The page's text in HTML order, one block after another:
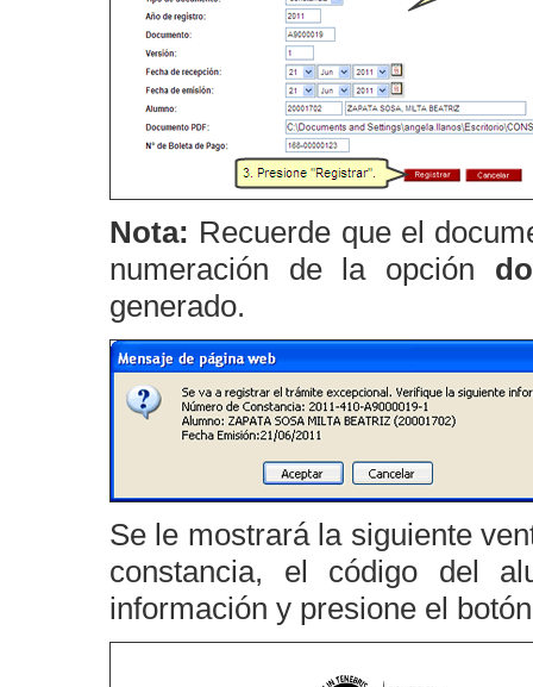
Nota: Recuerde que el
numeración de la opción
generado.
Se le mostrará la siguiente
constancia, el código del
información y presione el